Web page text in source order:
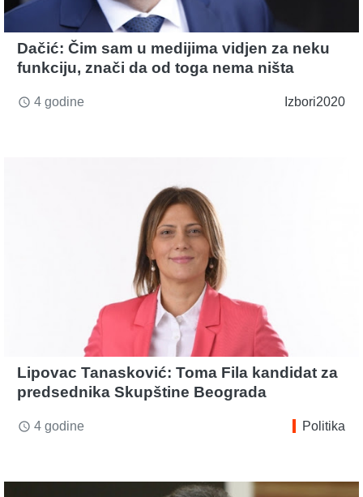
Dačić: Čim sam u medijima vidjen za neku
funkciju, znači da od toga nema ništa
access_time 4 godine Izbori2020
Lipovac Tanasković: Toma Fila kandidat za
predsednika Skupštine Beograda
access_time 4 godine Politika